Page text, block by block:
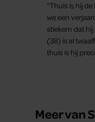
“Thuis is hij
we een
stiekem dat
(38) is al
thuis is hij
Meer van